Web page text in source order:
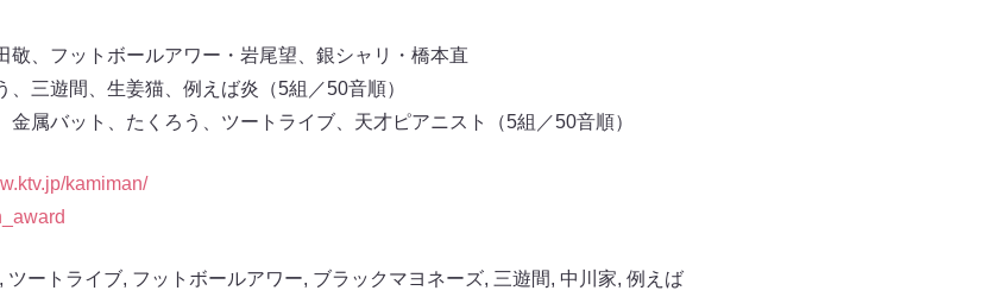
敬、フットボールアワー・岩尾望、銀シャリ・橋本直
三遊間、生姜猫、例えば炎（5組／50音順）
属バット、たくろう、ツートライブ、天才ピアニスト（5組／50音順）
kamiman/
, ツートライブ, フットボールアワー, ブラックマヨネーズ, 三遊間, 中川家, 例えば